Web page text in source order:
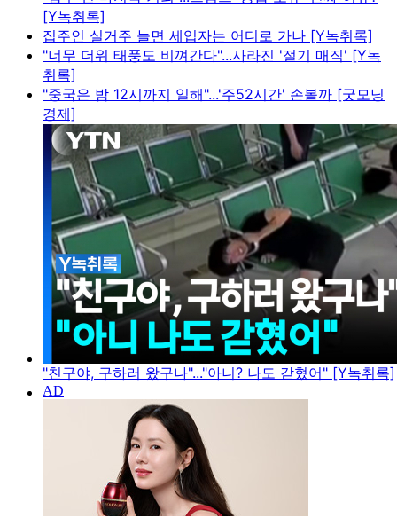
[Y녹취록]
집주인 실거주 늘면 세입자는 어디로 가나 [Y녹취록]
"너무 더워 태풍도 비껴간다"...사라진 '절기 매직' [Y녹
취록]
"중국은 밤 12시까지 일해"...'주52시간' 손볼까 [굿모닝
경제]
"친구야, 구하러 왔구나"..."아니? 나도 갇혔어" [Y녹취록]